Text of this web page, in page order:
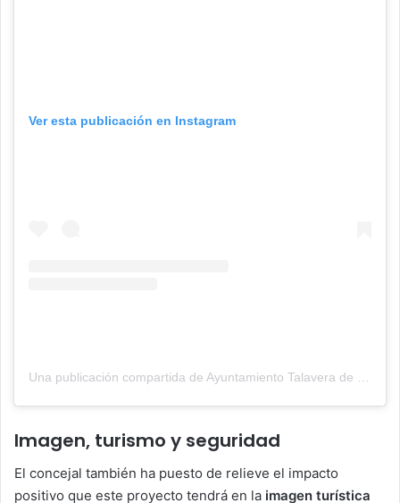
Ver esta publicación en Instagram
Imagen, turismo y seguridad
El concejal también ha puesto de relieve el impacto
positivo que este proyecto tendrá en la imagen turística